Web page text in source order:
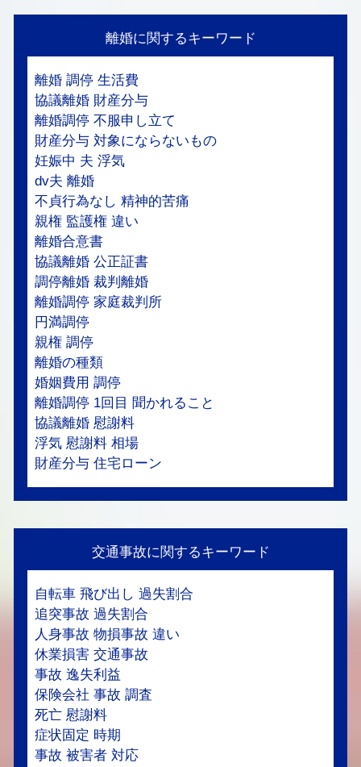
離婚に関するキーワード
離婚 調停 生活費
協議離婚 財産分与
離婚調停 不服申し立て
財産分与 対象にならないもの
妊娠中 夫 浮気
dv夫 離婚
不貞行為なし 精神的苦痛
親権 監護権 違い
離婚合意書
協議離婚 公正証書
調停離婚 裁判離婚
離婚調停 家庭裁判所
円満調停
親権 調停
離婚の種類
婚姻費用 調停
離婚調停 1回目 聞かれること
協議離婚 慰謝料
浮気 慰謝料 相場
財産分与 住宅ローン
交通事故に関するキーワード
自転車 飛び出し 過失割合
追突事故 過失割合
人身事故 物損事故 違い
休業損害 交通事故
事故 逸失利益
保険会社 事故 調査
死亡 慰謝料
症状固定 時期
事故 被害者 対応